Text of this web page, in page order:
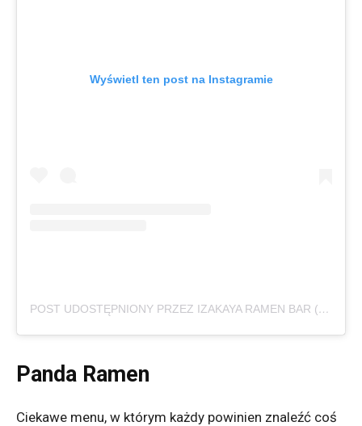
Wyświetl ten post na Instagramie
POST UDOSTĘPNIONY PRZEZ IZAKAYA RAMEN BAR (@IZAKAYA_RAMEN_BAR)
Panda Ramen
Ciekawe menu, w którym każdy powinien znaleźć coś